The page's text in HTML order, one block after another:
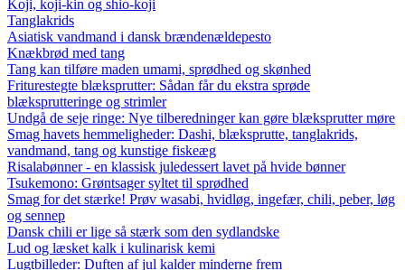
Koji, koji-kin og shio-koji
Tanglakrids
Asiatisk vandmand i dansk brændenældepesto
Knækbrød med tang
Tang kan tilføre maden umami, sprødhed og skønhed
Friturestegte blæksprutter: Sådan får du ekstra sprøde
blæksprutteringe og strimler
Undgå de seje ringe: Nye tilberedninger kan gøre blæksprutter møre
Smag havets hemmeligheder: Dashi, blæksprutte, tanglakrids,
vandmand, tang og kunstige fiskeæg
Risalabønner - en klassisk juledessert lavet på hvide bønner
Tsukemono: Grøntsager syltet til sprødhed
Smag for det stærke! Prøv wasabi, hvidløg, ingefær, chili, peber, løg
og sennep
Dansk chili er lige så stærk som den sydlandske
Lud og læsket kalk i kulinarisk kemi
Lugtbilleder: Duften af jul kalder minderne frem